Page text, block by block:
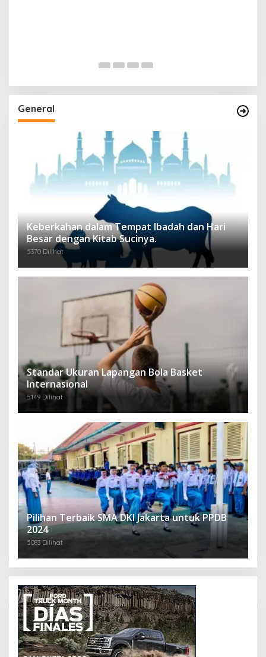
General
Keberkahan dalam Tempat Ibadah dan Hari
Besar dengan Kitab Sucinya.
5370 Dilihat
Standar Ukuran Lapangan Bola Basket
Internasional
5149 Dilihat
Pilihan Terbaik SMA DKI Jakarta untuk PPDB
2024
5083 Dilihat